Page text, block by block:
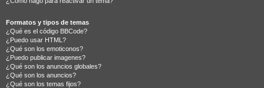
Formatos y tipos de temas
¿Qué es el código BBCode?
¿Puedo usar HTML?
¿Qué son los emoticonos?
¿Puedo publicar imagenes?
¿Qué son los anuncios globales?
¿Qué son los anuncios?
¿Qué son los temas fijos?